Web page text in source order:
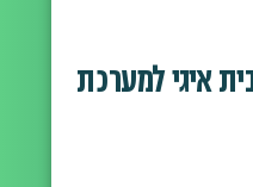
איגי למערכת